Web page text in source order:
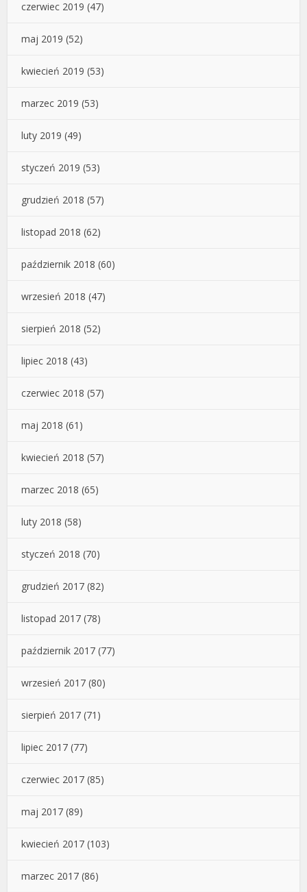
czerwiec 2019 (47)
maj 2019 (52)
kwiecień 2019 (53)
marzec 2019 (53)
luty 2019 (49)
styczeń 2019 (53)
grudzień 2018 (57)
listopad 2018 (62)
październik 2018 (60)
wrzesień 2018 (47)
sierpień 2018 (52)
lipiec 2018 (43)
czerwiec 2018 (57)
maj 2018 (61)
kwiecień 2018 (57)
marzec 2018 (65)
luty 2018 (58)
styczeń 2018 (70)
grudzień 2017 (82)
listopad 2017 (78)
październik 2017 (77)
wrzesień 2017 (80)
sierpień 2017 (71)
lipiec 2017 (77)
czerwiec 2017 (85)
maj 2017 (89)
kwiecień 2017 (103)
marzec 2017 (86)